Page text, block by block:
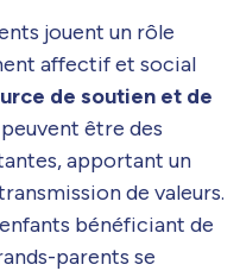
jouent un rôle
affectif et social
de soutien et de
être des
apportant un
de valeurs.
bénéficiant de
parents se